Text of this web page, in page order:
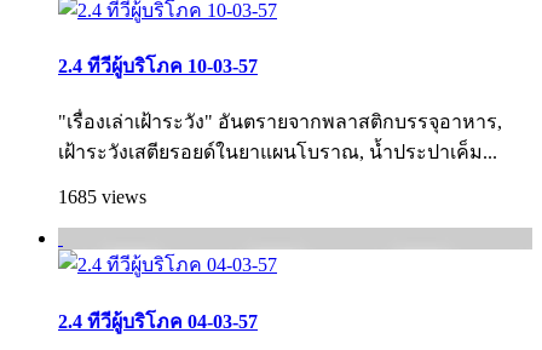
2.4 ทีวีผู้บริโภค 10-03-57
"เรื่องเล่าเฝ้าระวัง" อันตรายจากพลาสติกบรรจุอาหาร,
เฝ้าระวังเสตียรอยด์ในยาแผนโบราณ, น้ำประปาเค็ม...
1685 views
2.4 ทีวีผู้บริโภค 04-03-57